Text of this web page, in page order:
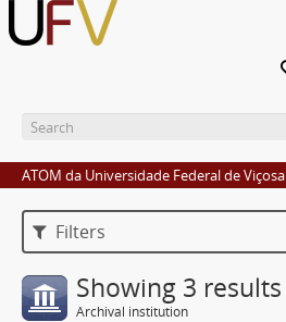
ATOM da Universidade Federal de Viçosa
Filters
Showing 3 results
Archival institution